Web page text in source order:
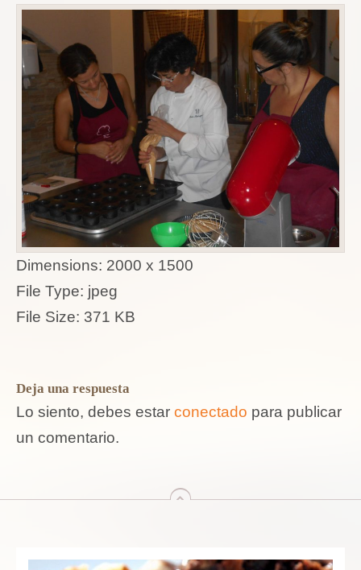
Dimensions: 2000 x 1500
File Type: jpeg
File Size: 371 KB
Deja una respuesta
Lo siento, debes estar conectado para publicar
un comentario.
arriba